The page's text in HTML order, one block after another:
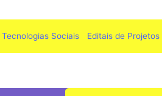
Tecnologias Sociais Editais de Projetos